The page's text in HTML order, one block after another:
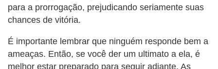
para a prorrogação, prejudicando seriamente suas
chances de vitória.
É importante lembrar que ninguém responde bem a
ameaças. Então, se você der um ultimato a ela, é
melhor estar preparado para seguir adiante. As
a
e
l